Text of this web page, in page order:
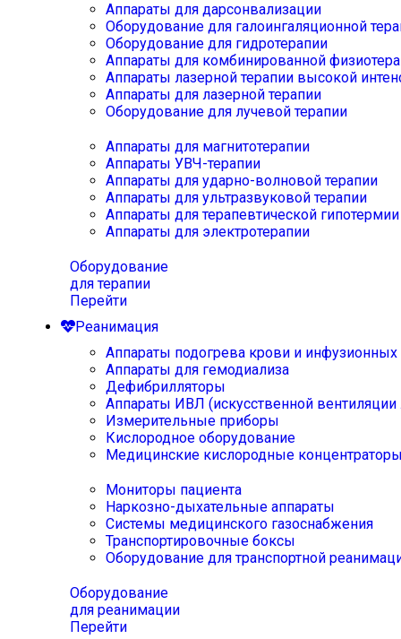
Аппараты для дарсонвализации
Оборудование для галоингаляционной
Оборудование для гидротерапии
Аппараты для комбинированной
Аппараты лазерной терапии высокой
Аппараты для лазерной терапии
Оборудование для лучевой терапии
Аппараты для магнитотерапии
Аппараты УВЧ-терапии
Аппараты для ударно-волновой терапии
Аппараты для ультразвуковой терапии
Аппараты для терапевтической
Аппараты для электротерапии
Оборудование
для терапии
Перейти
Реанимация
Аппараты подогрева крови и инфузионных
Аппараты для гемодиализа
Дефибрилляторы
Аппараты ИВЛ (искусственной вентиляции
Измерительные приборы
Кислородное оборудование
Медицинские кислородные
Мониторы пациента
Наркозно-дыхательные аппараты
Системы медицинского газоснабжения
Транспортировочные боксы
Оборудование для транспортной
Оборудование
для реанимации
Перейти